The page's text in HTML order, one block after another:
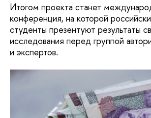
Итогом проекта станет
конференция, на которой
студенты презентуют результаты
исследования перед группой
и экспертов.